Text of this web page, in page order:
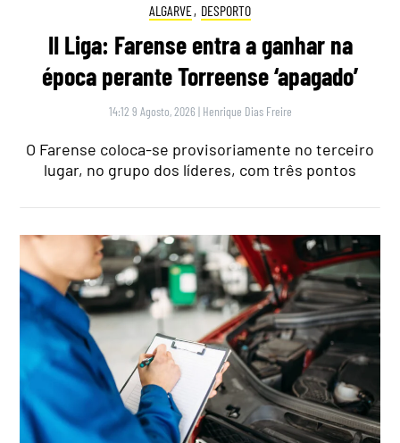
ALGARVE, DESPORTO
II Liga: Farense entra a ganhar na
época perante Torreense ‘apagado’
14:12 9 Agosto, 2026 | Henrique Dias Freire
O Farense coloca-se provisoriamente no terceiro
lugar, no grupo dos líderes, com três pontos